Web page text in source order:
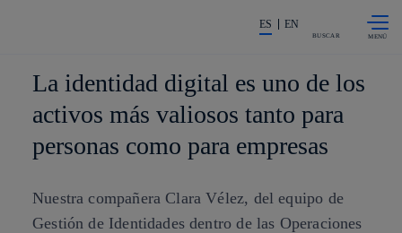
La acción en accionistas e
ES EN
BUSCAR
La identidad digital es uno de los
activos más valiosos tanto para
personas como para empresas
Nuestra compañera Clara Vélez, del equipo de
Gestión de Identidades dentro de las Operaciones